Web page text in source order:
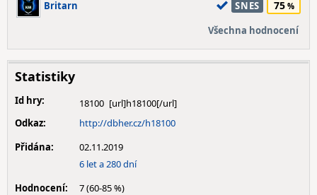
Britarn SNES 75
Všechna hodnocení
Statistiky
Id hry:
18100
Odkaz:
http://dbher.cz/h18100
Přidána:
02.11.2019
6 let a 280 dní
Hodnocení:
7 (60-85 %)